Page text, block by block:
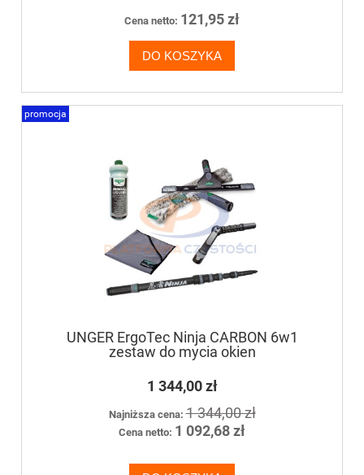
Cena netto: 121,95 zł
DO KOSZYKA
UNGER ErgoTec Ninja CARBON 6w1
zestaw do mycia okien
1 344,00 zł
Najniższa cena:1 344,00 zł
Cena netto: 1 092,68 zł
promocja